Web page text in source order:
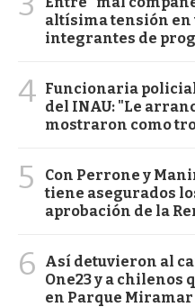
altísima tensión en
integrantes de
4 Funcionaria
del INAU: "Le
mostraron como
5
Con Perrone y
tiene asegurados
aprobación de la
6
Así detuvieron al
One23 y a chilenos
en Parque Miramar